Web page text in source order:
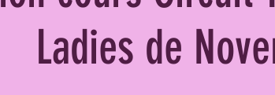
Ladies de